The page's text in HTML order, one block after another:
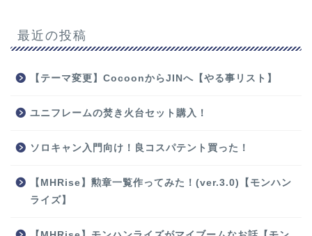
最近の投稿
【テーマ変更】CocoonからJINへ【やる事リスト】
ユニフレームの焚き火台セット購入！
ソロキャン入門向け！良コスパテント買った！
【MHRise】勲章一覧作ってみた！(ver.3.0)【モンハン
ライズ】